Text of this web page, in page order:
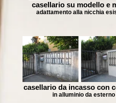
casellario su modello e
adattamento alla nicchia
casellario da incasso con
in alluminio da esterno